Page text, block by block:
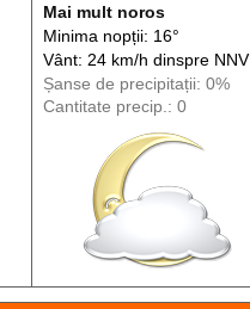
Mai mult noros
Minima nopții: 16°
Vânt: 24 km/h dinspreNNV
Șanse de precipitații: 0%
Cantitate precip.: 0